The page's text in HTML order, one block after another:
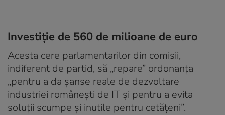
Investiție de 560 de milioane de euro
Acesta cere parlamentarilor din comisii,
indiferent de partid, să „repare” ordonanța
„pentru a da șanse reale de dezvoltare
industriei românești de IT și pentru a evita
soluții scumpe și inutile pentru cetățeni”.